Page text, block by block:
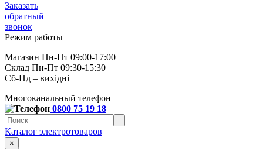
Заказать
обратный
звонок
Режим работы
Магазин Пн-Пт 09:00-17:00
Склад Пн-Пт 09:30-15:30
Сб-Нд – вихідні
Многоканальный телефон
0800 75 19 18
Каталог электротоваров
×